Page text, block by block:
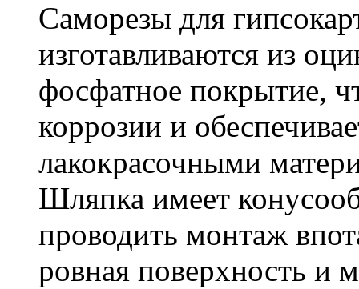
Саморезы для
изготавливаются из
фосфатное покрытие,
коррозии и
лакокрасочными
Шляпка имеет
проводить монтаж
ровная поверхность и